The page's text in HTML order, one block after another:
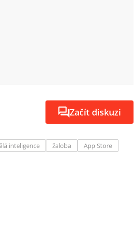
Začít diskuzi
inteligence žaloba
App Store